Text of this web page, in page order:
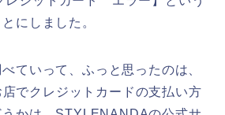
にしました。
ていって、ふっと思ったのは、
でクレジットカードの支払い方